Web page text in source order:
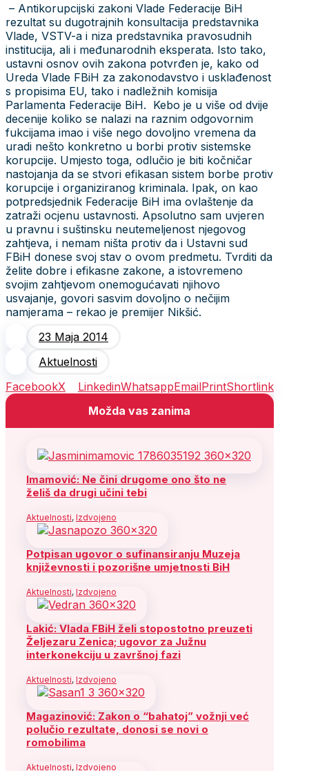
– Antikorupcijski zakoni Vlade Federacije BiH
rezultat su dugotrajnih konsultacija predstavnika
Vlade, VSTV-a i niza predstavnika pravosudnih
institucija, ali i međunarodnih eksperata. Isto tako,
ustavni osnov ovih zakona potvrđen je, kako od
Ureda Vlade FBiH za zakonodavstvo i usklađenost
s propisima EU, tako i nadležnih komisija
Parlamenta Federacije BiH. Kebo je u više od dvije
decenije koliko se nalazi na raznim odgovornim
fukcijama imao i više nego dovoljno vremena da
uradi nešto konkretno u borbi protiv sistemske
korupcije. Umjesto toga, odlučio je biti kočničar
nastojanja da se stvori efikasan sistem borbe protiv
korupcije i organiziranog kriminala. Ipak, on kao
potpredsjednik Federacije BiH ima ovlaštenje da
zatraži ocjenu ustavnosti. Apsolutno sam uvjeren
u pravnu i suštinsku neutemeljenost njegovog
zahtjeva, i nemam ništa protiv da i Ustavni sud
FBiH donese svoj stav o ovom predmetu. Tvrditi da
želite dobre i efikasne zakone, a istovremeno
svojim zahtjevom onemogućavati njihovo
usvajanje, govori sasvim dovoljno o nečijim
namjerama – rekao je premijer Nikšić.
23 Maja 2014
Aktuelnosti
FacebookX LinkedinWhatsappEmailPrintShortlink
Možda vas zanima
Imamović: Ne čini drugome ono što ne
želiš da drugi učini tebi
Aktuelnosti, Izdvojeno
Potpisan ugovor o sufinansiranju Muzeja
književnosti i pozorišne umjetnosti BiH
Aktuelnosti, Izdvojeno
Lakić: Vlada FBiH želi stopostotno preuzeti
Željezaru Zenica; ugovor za Južnu
interkonekciju u završnoj fazi
Aktuelnosti, Izdvojeno
Magazinović: Zakon o “bahatoj” vožnji već
polučio rezultate, donosi se novi o
romobilima
Aktuelnosti, Izdvojeno